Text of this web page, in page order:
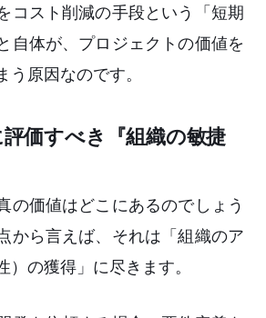
コスト削減の手段という「短期
自体が、プロジェクトの価値を
う原因なのです。
価すべき『組織の敏捷
の価値はどこにあるのでしょう
から言えば、それは「組織のア
）の獲得」に尽きます。